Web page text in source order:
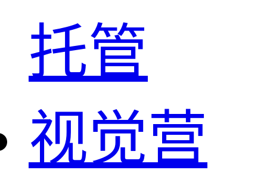
托管
视觉营